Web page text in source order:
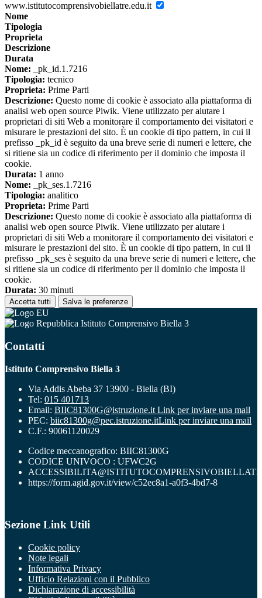
www.istitutocomprensivobiellatre.edu.it
Nome
Tipologia
Proprieta
Descrizione
Durata
Nome: _pk_id.1.7216
Tipologia: tecnico
Proprieta: Prime Parti
Descrizione: Questo nome di cookie è associato alla piattaforma di
analisi web open source Piwik. Viene utilizzato per aiutare i
proprietari di siti Web a monitorare il comportamento dei visitatori e
misurare le prestazioni del sito. È un cookie di tipo pattern, in cui il
prefisso _pk_id è seguito da una breve serie di numeri e lettere, che
si ritiene sia un codice di riferimento per il dominio che imposta il
cookie.
Durata: 1 anno
Nome: _pk_ses.1.7216
Tipologia: analitico
Proprieta: Prime Parti
Descrizione: Questo nome di cookie è associato alla piattaforma di
analisi web open source Piwik. Viene utilizzato per aiutare i
proprietari di siti Web a monitorare il comportamento dei visitatori e
misurare le prestazioni del sito. È un cookie di tipo pattern, in cui il
prefisso _pk_ses è seguito da una breve serie di numeri e lettere, che
si ritiene sia un codice di riferimento per il dominio che imposta il
cookie.
Durata: 30 minuti
Accetta tutti Salva le preferenze
Istituto Comprensivo Biella 3
Contatti
Istituto Comprensivo Biella 3
Via Addis Abeba 37 13900 - Biella (BI)
Tel: 015 401713
Email: BIIC81300G@istruzione.it Link per inviare una mail
PEC: biic81300g@pec.istruzione.itLink per inviare una mail
C.F.: 90061120029
Codice meccanografico: BIIC81300G
CODICE UNIVOCO : UFWC2G
https://form.agid.gov.it/view/c52ec8a1-a0f3-4bd7-8
Sezione Link Utili
Cookie policy
Note legali
Informativa Privacy
Ufficio Relazioni con il Pubblico
Dichiarazione di accessibilità